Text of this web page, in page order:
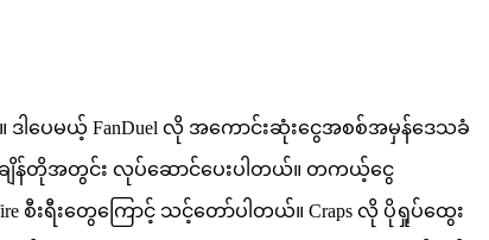
မယ့် FanDuel လို အကောင်းဆုံးငွေအစစ်အမှန်ဒေသခံ
ချိန်တိုအတွင်း လုပ်ဆောင်ပေးပါတယ်။ တကယ့်ငွေ
စီးရီးတွေကြောင့် သင့်တော်ပါတယ်။ Craps လို ပိုရှုပ်ထွေး